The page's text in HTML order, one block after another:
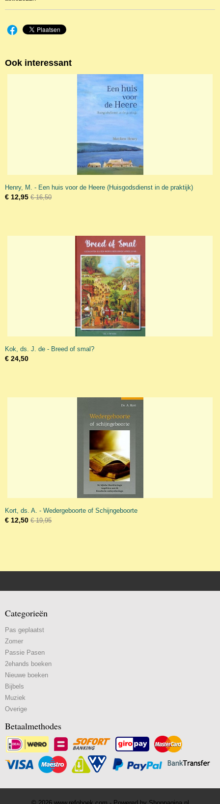
Ook interessant
Henry, M. - Een huis voor de Heere (Huisgodsdienst in de praktijk)
€ 12,95 € 16,50
Kok, ds. J. de - Breed of smal?
€ 24,50
Kort, ds. A. - Wedergeboorte of Schijngeboorte
€ 12,50 € 19,95
Categorieën
Pas geplaatst
Zomer
Passie Pasen
2ehands boeken
Nieuwe boeken
Bijbels
Muziek
Overige
Betaalmethodes